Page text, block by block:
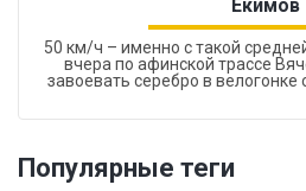
Екимов
50 км/ч – именно с такой
вчера по афинской трассе
завоевать серебро в велогонке
Популярные теги